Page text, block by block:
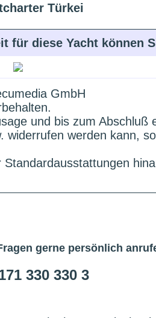
Türkei
für diese Yacht können
GmbH
und bis zum Abschluß
werden kann,
gerne persönlich
330 330 3